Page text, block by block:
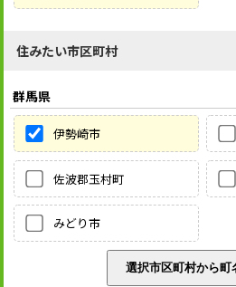
住みたい市区町村
群馬県
伊勢崎市
佐波郡玉村町
みどり市